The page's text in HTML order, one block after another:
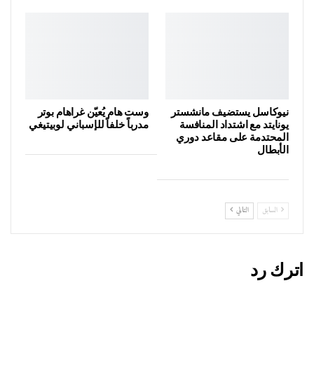
نيوكاسل يستضيف مانشستر
يونايتد مع اشتداد المنافسة
المحتدمة على مقاعد دوري
الأبطال
وست هام يُعيّن غراهام بوتر
مدرباً خلفاً للإسباني لوبيتيغي
السابق التالي
اترك رد